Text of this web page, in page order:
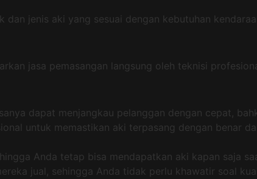
jenis aki yang sesuai dengan kebutuhan
jasa pemasangan langsung oleh teknisi
dapat menjangkau pelanggan dengan cepat,
untuk memastikan aki terpasang dengan benar
Anda tetap bisa mendapatkan aki kapan saja
jual, sehingga Anda tidak perlu khawatir soal